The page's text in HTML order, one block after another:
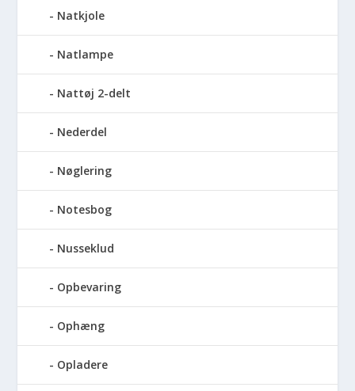
Natkjole
Natlampe
Nattøj 2-delt
Nederdel
Nøglering
Notesbog
Nusseklud
Opbevaring
Ophæng
Opladere